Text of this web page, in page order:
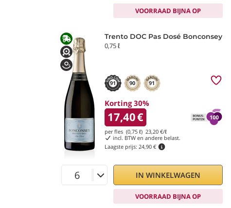
VOORRAAD BIJNA OP
Trento DOC Pas Dosé Bonconsey
0,75 ℓ
91 90 91
Korting 30%
17,40€
per fles (0,75 ℓ) 23,20 €/ℓ
incl. BTW en andere belast.
Laagste prijs: 24,90 €
IN WINKELWAGEN
VOORRAAD BIJNA OP